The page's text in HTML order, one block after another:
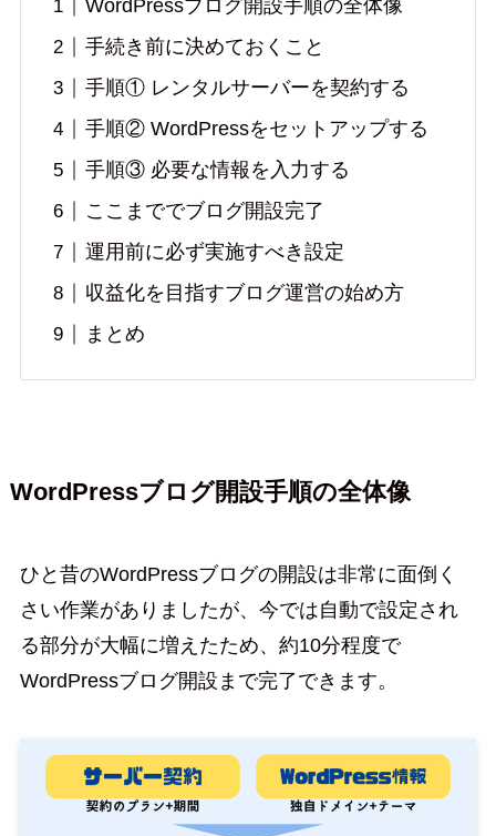
WordPressブログ開設手順の全体像
手続き前に決めておくこと
手順① レンタルサーバーを契約する
手順② WordPressをセットアップする
手順③ 必要な情報を入力する
ここまででブログ開設完了
運用前に必ず実施すべき設定
収益化を目指すブログ運営の始め方
まとめ
WordPressブログ開設手順の全体像
ひと昔のWordPressブログの開設は非常に面倒く
さい作業がありましたが、今では自動で設定され
る部分が大幅に増えたため、約10分程度で
WordPressブログ開設まで完了できます。